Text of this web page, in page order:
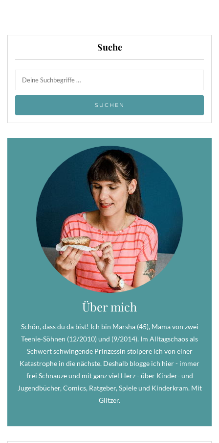
Suche
Über mich
Schön, dass du da bist! Ich bin Marsha (45), Mama von zwei
Teenie-Söhnen (12/2010) und (9/2014). Im Alltagschaos als
Schwert schwingende Prinzessin stolpere ich von einer
Katastrophe in die nächste. Deshalb blogge ich hier - immer
frei Schnauze und mit ganz viel Herz - über Kinder- und
Jugendbücher, Comics, Ratgeber, Spiele und Kinderkram. Mit
Glitzer.